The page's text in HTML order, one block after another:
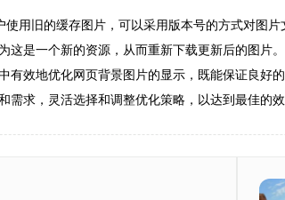
用旧的缓存图片，可以采用版本号的方式对图
是一个新的资源，从而重新下载更新后的图片。
有效地优化网页背景图片的显示，既能保证良
求，灵活选择和调整优化策略，以达到最佳的效